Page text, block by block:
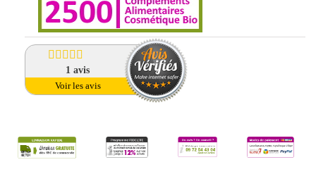
1avis
Voir les avis